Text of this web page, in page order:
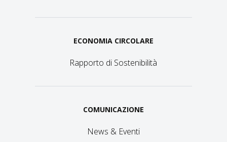
ECONOMIA CIRCOLARE
Rapporto di Sostenibilità
COMUNICAZIONE
News & Eventi